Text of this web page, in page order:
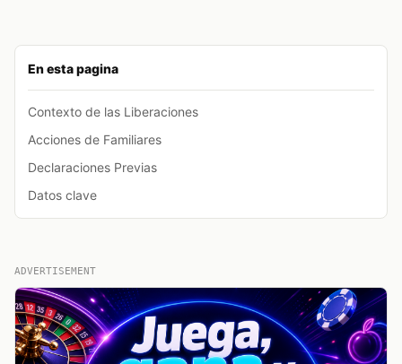
En esta pagina
Contexto de las Liberaciones
Acciones de Familiares
Declaraciones Previas
Datos clave
ADVERTISEMENT